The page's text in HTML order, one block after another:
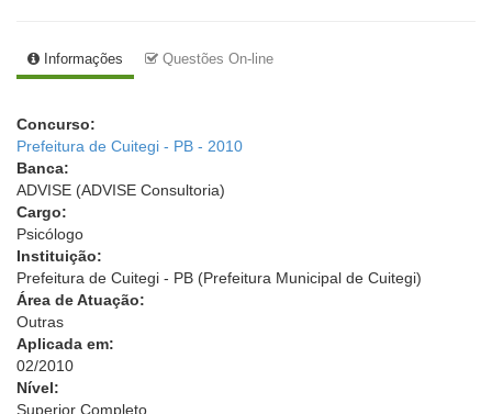
Informações Questões On-line
Concurso:
Prefeitura de Cuitegi - PB - 2010
Banca:
ADVISE (ADVISE Consultoria)
Cargo:
Psicólogo
Instituição:
Prefeitura de Cuitegi - PB (Prefeitura Municipal de Cuitegi)
Área de Atuação:
Outras
Aplicada em:
02/2010
Nível:
Superior Completo